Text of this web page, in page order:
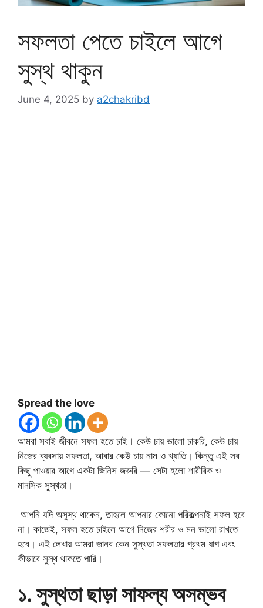
সফলতা পেতে চাইলে আগে
সুস্থ থাকুন
June 4, 2025 by a2chakribd
Spread the love
আমরা সবাই জীবনে সফল হতে চাই। কেউ চায় ভালো চাকরি, কেউ চায়
নিজের ব্যবসায় সফলতা, আবার কেউ চায় নাম ও খ্যাতি। কিন্তু এই সব
কিছু পাওয়ার আগে একটা জিনিস জরুরি — সেটা হলো শারীরিক ও
মানসিক সুস্থতা।
আপনি যদি অসুস্থ থাকেন, তাহলে আপনার কোনো পরিকল্পনাই সফল হবে
না। কাজেই, সফল হতে চাইলে আগে নিজের শরীর ও মন ভালো রাখতে
হবে। এই লেখায় আমরা জানব কেন সুস্থতা সফলতার প্রথম ধাপ এবং
কীভাবে সুস্থ থাকতে পারি।
১. সুস্থতা ছাড়া সাফল্য অসম্ভব